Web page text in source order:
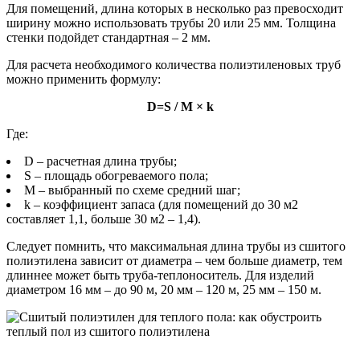
Для помещений, длина которых в несколько раз превосходит
ширину можно использовать трубы 20 или 25 мм. Толщина
стенки подойдет стандартная – 2 мм.
Для расчета необходимого количества полиэтиленовых труб
можно применить формулу:
D=S / M × k
Где:
D – расчетная длина трубы;
S – площадь обогреваемого пола;
М – выбранный по схеме средний шаг;
k – коэффициент запаса (для помещений до 30 м2
составляет 1,1, больше 30 м2 – 1,4).
Следует помнить, что максимальная длина трубы из сшитого
полиэтилена зависит от диаметра – чем больше диаметр, тем
длиннее может быть труба-теплоноситель. Для изделий
диаметром 16 мм – до 90 м, 20 мм – 120 м, 25 мм – 150 м.